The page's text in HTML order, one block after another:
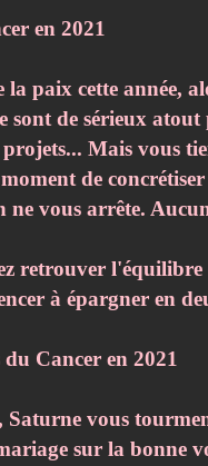
en 2021
la paix cette année,
sont de sérieux
Mais vous
de
ne vous arrête.
retrouver l'équilibre
à épargner en
Cancer en 2021
vous
sur la bonne